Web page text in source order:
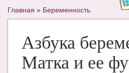
НОВОРОЖДЕННЫЙ
РАЗВИТИЕ
Главная » Беременность
Азбука
Матка и ее